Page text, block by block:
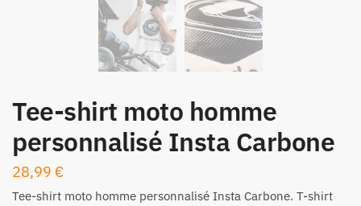
Tee-shirt moto homme
personnalisé Insta Carbone
28,99 €
Tee-shirt moto homme personnalisé Insta Carbone. T-shirt